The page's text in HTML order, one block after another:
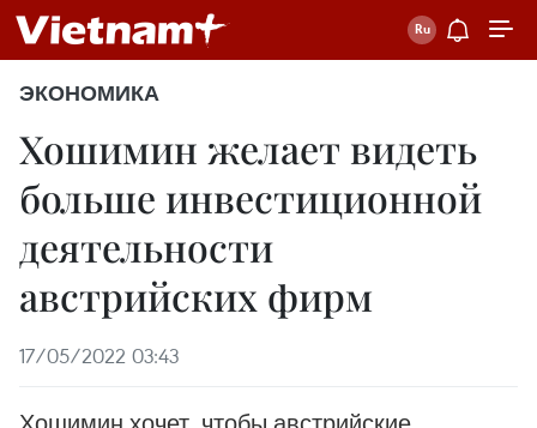
ЭКОНОМИКА
Хошимин желает видеть
больше инвестиционной
деятельности
австрийских фирм
17/05/2022 03:43